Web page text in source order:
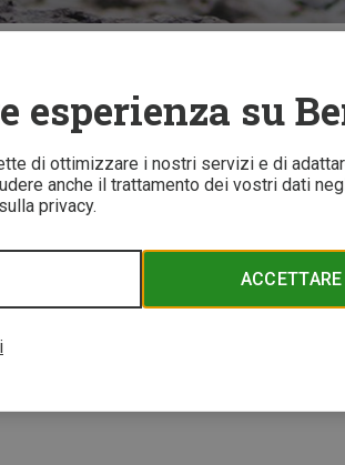
esperienza su
di ottimizzare i nostri servizi e di
anche il trattamento dei vostri dati
privacy.
un bel po’, le aziende produttrici di
specializzate per ogni terreno e
prodotti e le novità per la prossima